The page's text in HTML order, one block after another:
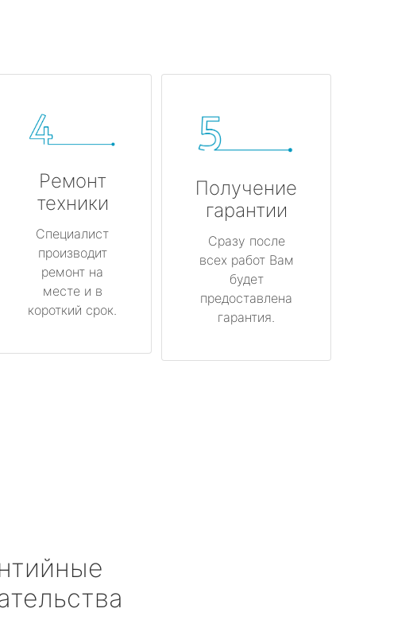
Ремонт
техники
Специалист
производит
ремонт на
месте и в
короткий срок.
Получение
гарантии
Сразу после
всех работ Вам
будет
предоставлена
гарантия.